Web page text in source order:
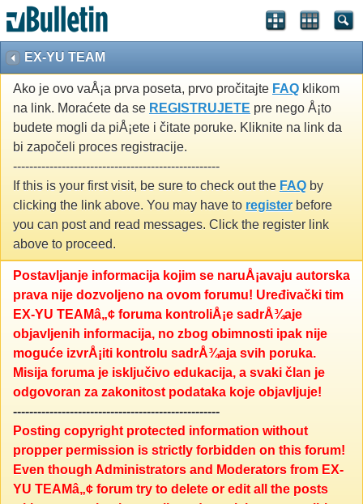
EX-YU TEAM
Ako je ovo vaÅ¡a prva poseta, prvo pročitajte FAQ klikom
na link. Moraćete da se REGISTRUJETE pre nego Å¡to
budete mogli da piÅ¡ete i čitate poruke. Kliknite na link da
bi započeli proces registracije.
---------------------------------------------------
If this is your first visit, be sure to check out the FAQ by
clicking the link above. You may have to register before
you can post and read messages. Click the register link
above to proceed.
Postavljanje informacija kojim se naruÅ¡avaju autorska
prava nije dozvoljeno na ovom forumu! Uređivački tim
EX-YU TEAMâ„¢ foruma kontroliÅ¡e sadrÅ¾aje
objavljenih informacija, no zbog obimnosti ipak nije
moguće izvrÅ¡iti kontrolu sadrÅ¾aja svih poruka.
Misija foruma je isključivo edukacija, a svaki član je
odgovoran za zakonitost podataka koje objavljuje!
---------------------------------------------------
Posting copyright protected information without
propper permission is strictly forbidden on this forum!
Even though Administrators and Moderators from EX-
YU TEAMâ„¢ forum try to delete or edit all the posts